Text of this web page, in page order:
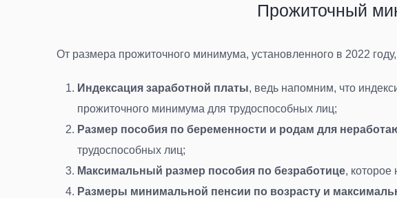
Прожиточный
От размера прожиточного минимума, установленного в 2022 году,
Индексация заработной платы, ведь напомним, что
прожиточного минимума для трудоспособных лиц;
Размер пособия по беременности и родам для
трудоспособных лиц;
Максимальный размер пособия по безработице,
Размеры минимальной пенсии по возрасту и